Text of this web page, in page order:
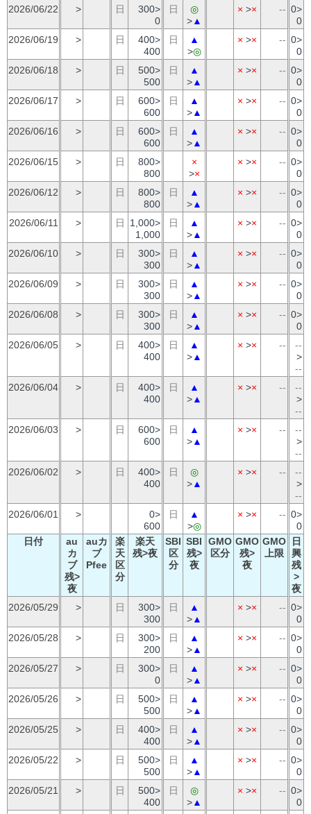
2026/06/22 > 日
300>
0
日
◎
>▲
× >× -- 0>
0
2026/06/19
> 日
400>
400
日
▲
>◎
× >× -- 0>
0
2026/06/18
> 日
500>
500
日
▲
>▲
× >× -- 0>
0
2026/06/17
> 日
600>
600
日
▲
>▲
× >× -- 0>
0
2026/06/16
> 日
600>
600
日
▲
>▲
× >× -- 0>
0
2026/06/15
> 日
800>
800
×
>×
× >× -- 0>
0
2026/06/12
> 日
800>
800
日
▲
>▲
× >× -- 0>
0
2026/06/11
> 日
1,000>
1,000
日
▲
>▲
× >× -- 0>
0
2026/06/10
> 日
300>
300
日
▲
>▲
× >× -- 0>
0
2026/06/09
> 日
300>
300
日
▲
>▲
× >× -- 0>
0
2026/06/08
> 日
300>
300
日
▲
>▲
× >× -- 0>
0
2026/06/05
> 日
400>
400
日
▲
>▲
× >× --
--
>
--
2026/06/04
> 日
400>
400
日
▲
>▲
× >× --
--
>
--
2026/06/03
> 日
600>
600
日
▲
>▲
× >× --
--
>
--
2026/06/02
> 日
400>
400
日
◎
>▲
× >× --
--
>
--
2026/06/01
>
0>
600
日
▲
>◎
× >× -- 0>
0
日付
au
カ
ブ
残>
夜
auカ
ブ
Pfee
楽
天
区
分
楽天
残>夜
SBI
区
分
SBI
残>
夜
GMO
区分
GMO
残>
夜
GMO
上限
日
興
残
>
夜
2026/05/29
> 日
300>
300
日
▲
>▲
× >× -- 0>
0
2026/05/28
> 日
300>
200
日
▲
>▲
× >× -- 0>
0
2026/05/27
> 日
300>
0
日
▲
>▲
× >× -- 0>
0
2026/05/26
> 日
500>
500
日
▲
>▲
× >× -- 0>
0
2026/05/25
> 日
400>
400
日
▲
>▲
× >× -- 0>
0
2026/05/22
> 日
500>
500
日
▲
>▲
× >× -- 0>
0
2026/05/21
> 日
500>
400
日
◎
>▲
× >× -- 0>
0